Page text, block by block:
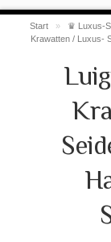
Start » ♛ Luxus-
Krawatten / Luxus-